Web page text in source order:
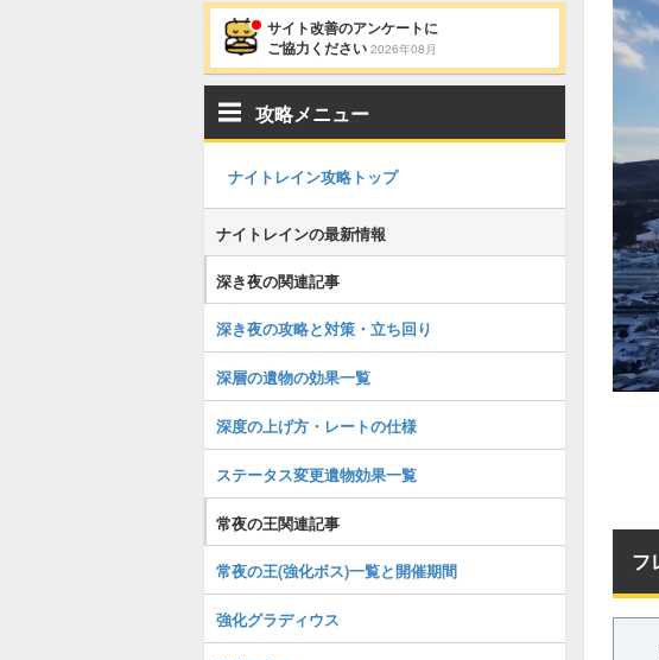
フ
サイト改善のアンケートに
ご協力ください 2026年08月
攻略メニュー
ナイトレイン攻略トップ
ナイトレインの最新情報
深き夜の関連記事
深き夜の攻略と対策・立ち回り
深層の遺物の効果一覧
深度の上げ方・レートの仕様
ステータス変更遺物効果一覧
常夜の王関連記事
常夜の王(強化ボス)一覧と開催期間
強化グラディウス